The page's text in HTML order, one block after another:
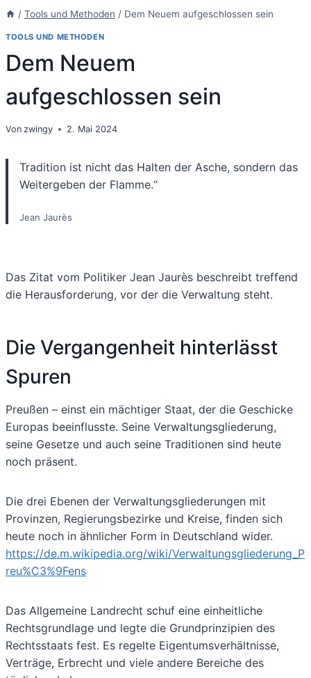
/ Tools und Methoden / Dem Neuem aufgeschlossen sein
TOOLS UND METHODEN
Dem Neuem
aufgeschlossen sein
Von zwingy 2. Mai 2024
Tradition ist nicht das Halten der Asche, sondern das
Weitergeben der Flamme.“
Jean Jaurès
Das Zitat vom Politiker Jean Jaurès beschreibt treffend
die Herausforderung, vor der die Verwaltung steht.
Die Vergangenheit hinterlässt
Spuren
Preußen – einst ein mächtiger Staat, der die Geschicke
Europas beeinflusste. Seine Verwaltungsgliederung,
seine Gesetze und auch seine Traditionen sind heute
noch präsent.
Die drei Ebenen der Verwaltungsgliederungen mit
Provinzen, Regierungsbezirke und Kreise, finden sich
heute noch in ähnlicher Form in Deutschland wider.
https://de.m.wikipedia.org/wiki/Verwaltungsgliederung_P
reu%C3%9Fens
Das Allgemeine Landrecht schuf eine einheitliche
Rechtsgrundlage und legte die Grundprinzipien des
Rechtsstaats fest. Es regelte Eigentumsverhältnisse,
Verträge, Erbrecht und viele andere Bereiche des